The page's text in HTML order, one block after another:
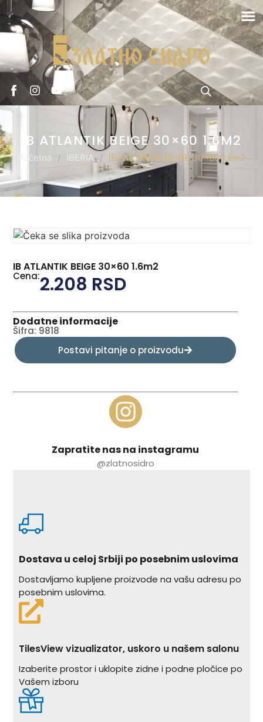
IB ATLANTIK BEIGE 30×60 1.6M2
Početna / IBERIA / IB ATLANTIK BEIGE 30×60 1.6m2
IB ATLANTIK BEIGE 30×60 1.6m2
Cena:2.208 RSD
Dodatne informacije
Šifra: 9818
Postavi pitanje o proizvodu
Zapratite nas na instagramu
@zlatnosidro
Dostava u celoj Srbiji po posebnim uslovima
Dostavljamo kupljene proizvode na vašu adresu po
posebnim uslovima.
TilesView vizualizator, uskoro u našem salonu
Izaberite prostor i uklopite zidne i podne pločice po
Vašem izboru